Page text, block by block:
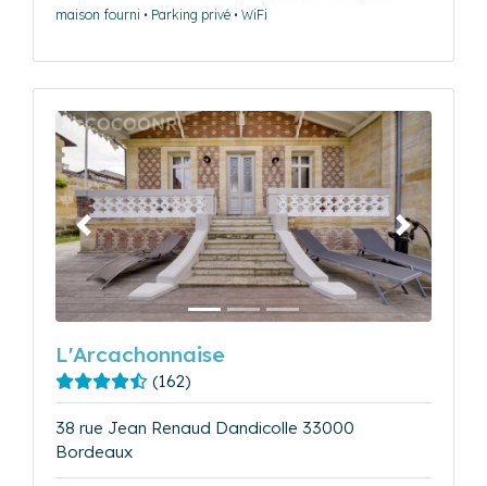
maison fourni • Parking privé • WiFi
Précédent Suivant
L'Arcachonnaise
(162)
38 rue Jean Renaud Dandicolle 33000
Bordeaux